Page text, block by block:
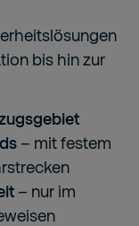
bis hin zur
– mit festem
– nur im